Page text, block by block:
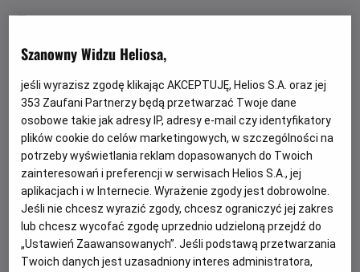
Psi Patrol i dinozaury - nie przegap!
Dołącz do dzielnych bohaterów Psiego Patrolu w ich
Szanowny Widzu Heliosa,
jeśli wyrazisz zgodę klikając AKCEPTUJĘ, Helios S.A. oraz jej
353 Zaufani Partnerzy będą przetwarzać Twoje dane
osobowe takie jak adresy IP, adresy e-mail czy identyfikatory
plików cookie do celów marketingowych, w szczególności na
potrzeby wyświetlania reklam dopasowanych do Twoich
zainteresowań i preferencji w serwisach Helios S.A., jej
aplikacjach i w Internecie. Wyrażenie zgody jest dobrowolne.
Jeśli nie chcesz wyrazić zgody, chcesz ograniczyć jej zakres
lub chcesz wycofać zgodę uprzednio udzieloną przejdź do
„Ustawień Zaawansowanych”. Jeśli podstawą przetwarzania
Twoich danych jest uzasadniony interes administratora,